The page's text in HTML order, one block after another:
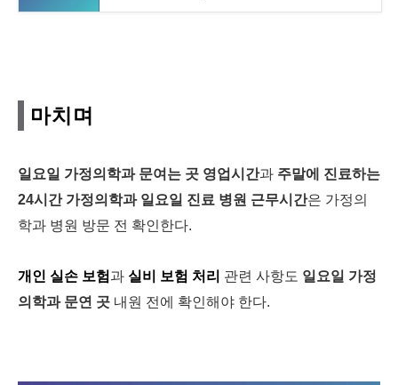
마치며
일요일 가정의학과 문여는 곳 영업시간과 주말에 진료하는
24시간 가정의학과 일요일 진료 병원 근무시간은 가정의
학과 병원 방문 전 확인한다.
개인 실손 보험 과 실비 보험 처리 관련 사항도 일요일 가정
의학과 문연 곳 내원 전에 확인해야 한다.